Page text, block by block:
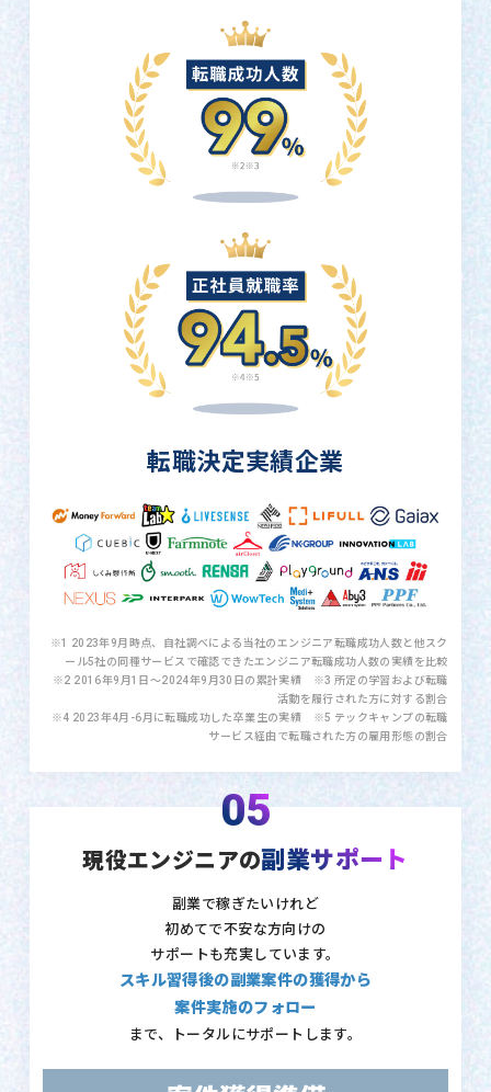
転職決定実績企業
※1 2023年9月時点、自社調べによる当社のエンジニア転職成功人数と他スク
ール5社の同種サービスで確認できたエンジニア転職成功人数の実績を比較
※2 2016年9月1日〜2024年9月30日の累計実績 ※3 所定の学習および転職
活動を履行された方に対する割合
※4 2023年4月-6月に転職成功した卒業生の実績 ※5 テックキャンプの転職
サービス経由で転職された方の雇用形態の割合
05
現役エンジニアの副業サポート
副業で稼ぎたいけれど
初めてで不安な方向けの
サポートも充実しています。
スキル習得後の副業案件の獲得から
案件実施のフォロー
まで、トータルにサポートします。